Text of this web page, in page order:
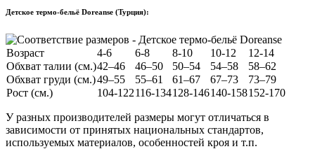
Детское термо-бельё Doreanse (Турция):
Возраст 4-6 6-8 8-10 10-12
12-14
Обхват талии (см.)42–46 46–50 50–54 54–58
58–62
Обхват груди (см.)49–55 55–61 61–67 67–73
73–79
Рост (см.)
104-122116-134128-146140-158152-170
У разных производителей размеры могут отличаться в
зависимости от принятых национальных стандартов,
используемых материалов, особенностей кроя и т.п.